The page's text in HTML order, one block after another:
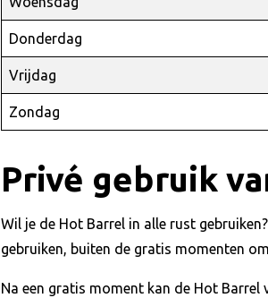
Donderdag
Vrijdag
Zondag
Privé gebruik
Wil je de Hot Barrel in alle rust
gebruiken, buiten de gratis momenten
Na een gratis moment kan de Hot